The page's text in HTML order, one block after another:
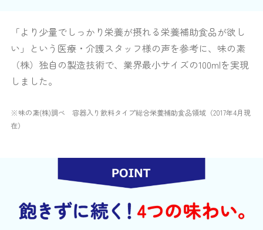
「より少量でしっかり栄養が摂れる栄養補助食品が欲し
い」という医療・介護スタッフ様の声を参考に、味の素
（株）独自の製造技術で、業界最小サイズの100mlを実現
しました。
※味の素(株)調べ 容器入り飲料タイプ総合栄養補助食品領域（2017年4月現
在）